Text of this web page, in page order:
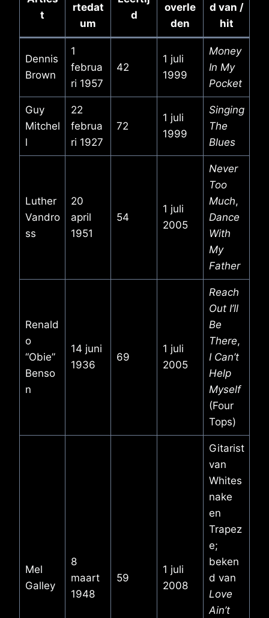
t
rtedat
um
d
overle
den
d van /
hit
Dennis
Brown
1
februa
ri 1957
42
1 juli
1999
Money
In My
Pocket
Guy
Mitchel
l
22
februa
ri 1927
72
1 juli
1999
Singing
The
Blues
Luther
Vandro
ss
20
april
1951
54
1 juli
2005
Never
Too
Much,
Dance
With
My
Father
Renald
o
“Obie”
Benso
n
14 juni
1936
69
1 juli
2005
Reach
Out I’ll
Be
There,
I Can’t
Help
Myself
(Four
Tops)
Mel
Galley
8
maart
1948
59
1 juli
2008
Gitarist
van
Whites
nake
en
Trapez
e;
beken
d van
Love
Ain’t